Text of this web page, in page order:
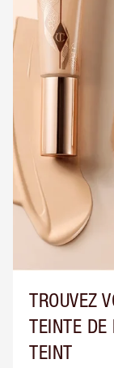
TROUVEZ
TEINTE DE
TEINT